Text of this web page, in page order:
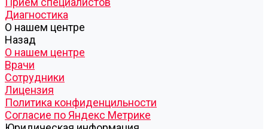
Диагностика
О нашем центре
Назад
О нашем центре
Врачи
Сотрудники
Лицензия
Политика конфиденцильности
Согласие по Яндекс Метрике